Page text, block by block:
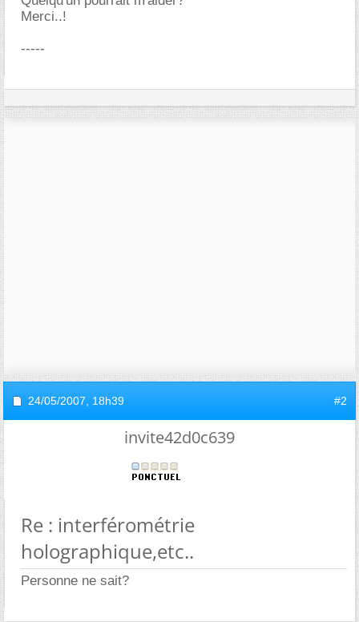
Merci..!
-----
24/05/2007, 18h39 #2
invite42d0c639
Re : interférométrie
holographique,etc..
Personne ne sait?